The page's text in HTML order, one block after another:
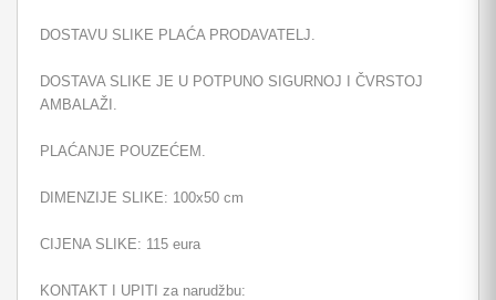
DOSTAVU SLIKE PLAĆA PRODAVATELJ.
DOSTAVA SLIKE JE U POTPUNO SIGURNOJ I ČVRSTOJ
AMBALAŽI.
PLAĆANJE POUZEĆEM.
DIMENZIJE SLIKE: 100x50 cm
CIJENA SLIKE: 115 eura
KONTAKT I UPITI za narudžbu: